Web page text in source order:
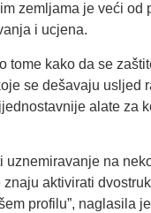
zemljama je veći
i ucjena.
tome kako da se
se dešavaju usljed
alate za
uznemiravanje na
aktivirati
profilu”, naglasila